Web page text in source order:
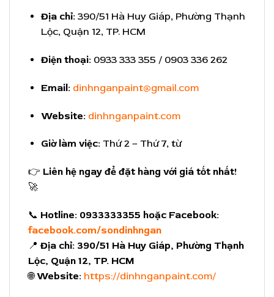
Địa chỉ: 390/51 Hà Huy Giáp, Phường Thạnh
Lộc, Quận 12, TP. HCM
Điện thoại: 0933 333 355 / 0903 336 262
Email: dinhnganpaint@gmail.com
Website: dinhnganpaint.com
Giờ làm việc:Thứ 2 – Thứ 7, từ
👉 Liên hệ ngay để đặt hàng với giá tốt nhất!
🚀
📞 Hotline: 0933333355 hoặc Facebook:
facebook.com/sondinhngan
📍Địa chỉ: 390/51 Hà Huy Giáp, Phường Thạnh
Lộc, Quận 12, TP. HCM
🌐Website: https://dinhnganpaint.com/